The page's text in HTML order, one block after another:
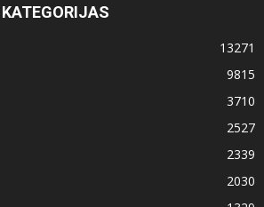
13271
9815
3710
2527
2339
2030